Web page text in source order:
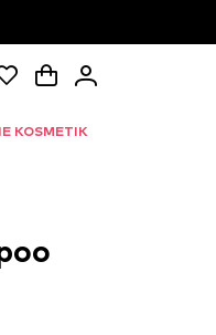
KOSMETIK